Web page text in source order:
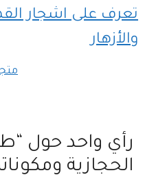
تعرف على اشجار
والأزهار
رأي واحد حول
الحجازية